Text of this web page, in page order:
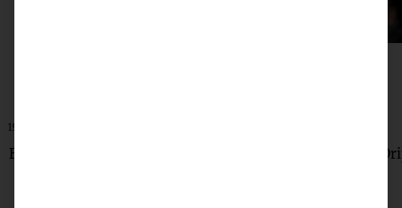
19. Dezember 2021
Bratapfeltorte mit Orangen-Zimt-Creme und Karamell-